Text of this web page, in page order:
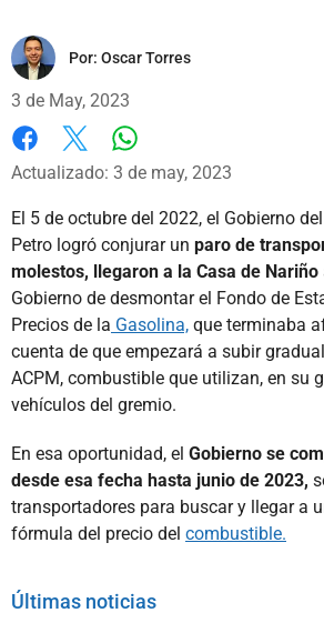
Por: Oscar Torres
3 de May, 2023
Facebook
X
Actualizado: 3 de may, 2023
El 5 de octubre del 2022, el Gobierno
Petro logró conjurar un paro de
molestos, llegaron a la Casa de Nariño
Gobierno de desmontar el Fondo de
Precios de la Gasolina, que terminaba
cuenta de que empezará a subir
ACPM, combustible que utilizan, en su
vehículos del gremio.
En esa oportunidad, el Gobierno se
desde esa fecha hasta junio de 2023,
transportadores para buscar y llegar a
fórmula del precio del combustible.
Últimas noticias